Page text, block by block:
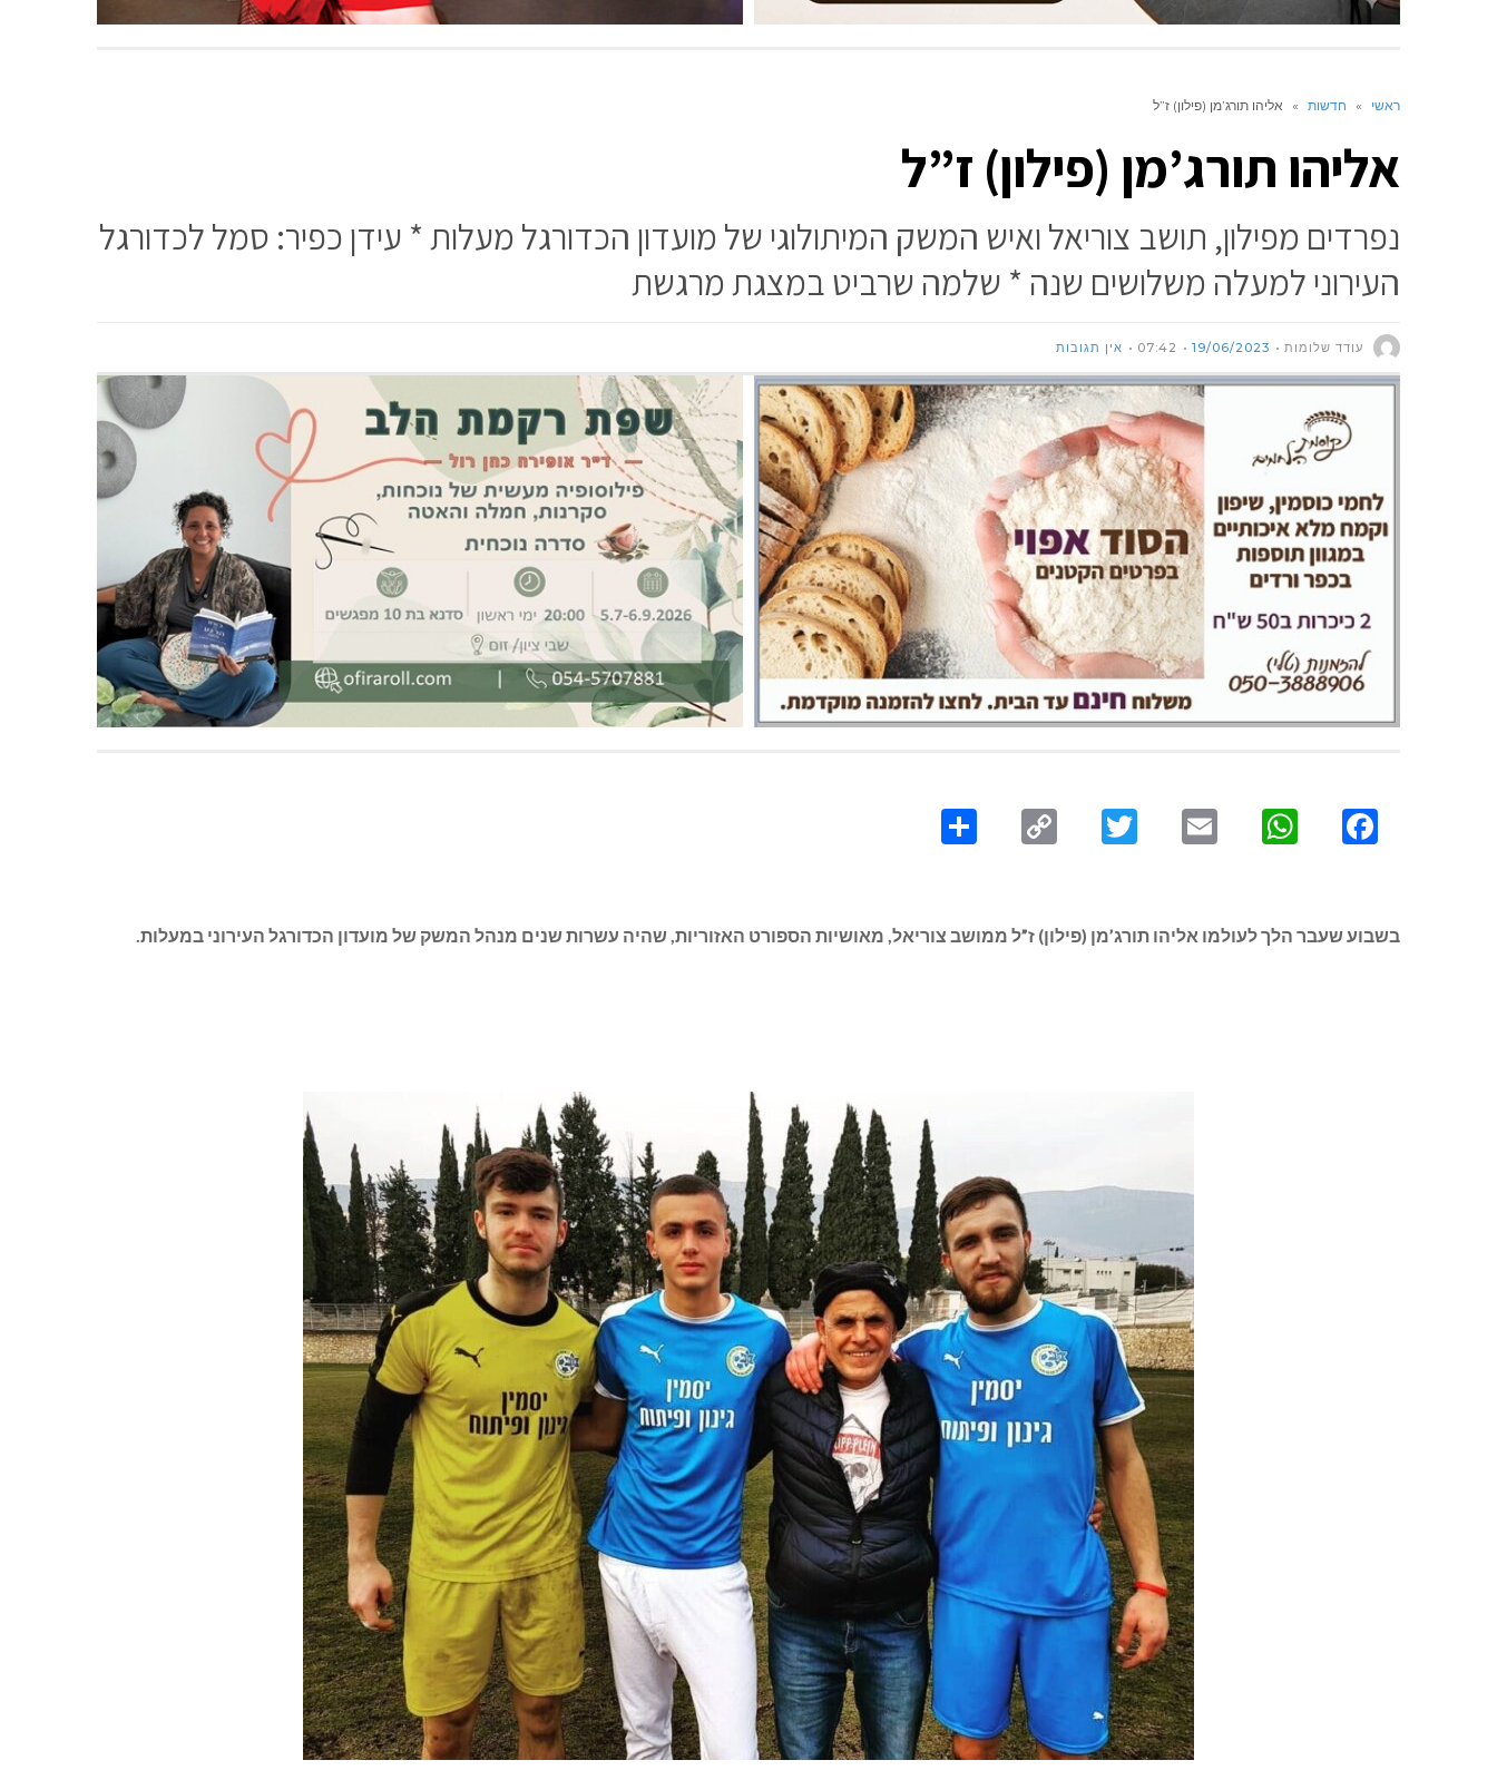
ראשי » חדשות » אליהו תורג’מן (פילון) ז”ל
אליהו תורג’מן (פילון) ז”ל
נפרדים מפילון, תושב צוריאל ואיש המשק המיתולוגי של מועדון הכדורגל מעלות * עידן כפיר: סמל לכדורגל
העירוני למעלה משלושים שנה * שלמה שרביט במצגת מרגשת
עודד שלומות 19/06/2023
07:42 אין תגובות
Facebook
WhatsApp
Email
Twitter
Copy
בשבוע שעבר הלך לעולמו אליהו תורג’מן (פילון) ז”ל ממושב צוריאל, מאושיות הספורט האזוריות, שהיה עשרות שנים מנהל המשק של מועדון הכדורגל העירוני במעלות.